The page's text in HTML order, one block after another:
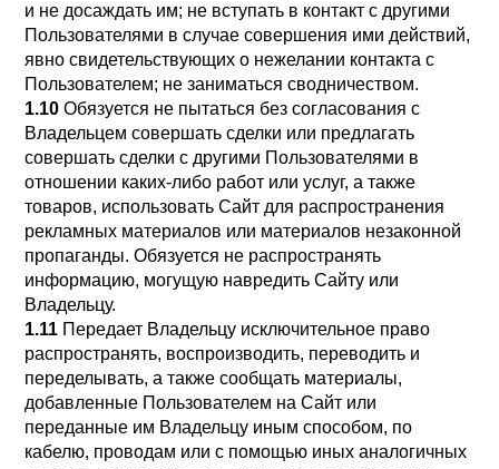
и не досаждать им; не вступать в контакт с другими
Пользователями в случае совершения ими действий,
явно свидетельствующих о нежелании контакта с
Пользователем; не заниматься сводничеством.
1.10 Обязуется не пытаться без согласования с
Владельцем совершать сделки или предлагать
совершать сделки с другими Пользователями в
отношении каких-либо работ или услуг, а также
товаров, использовать Сайт для распространения
рекламных материалов или материалов незаконной
пропаганды. Обязуется не распространять
информацию, могущую навредить Сайту или
Владельцу.
1.11 Передает Владельцу исключительное право
распространять, воспроизводить, переводить и
переделывать, а также сообщать материалы,
добавленные Пользователем на Сайт или
переданные им Владельцу иным способом, по
кабелю, проводам или с помощью иных аналогичных